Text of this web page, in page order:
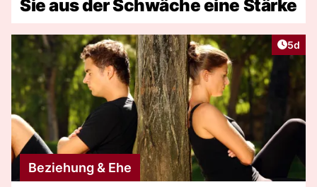
Sie aus der Schwäche eine Stärke
5d
Beziehung & Ehe